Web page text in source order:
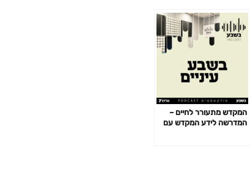
המקדש מתעורר לחיים –
המדרשה לידע המקדש עם